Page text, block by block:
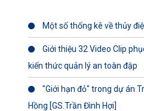
Một số thống kê về thủy
Giới thiệu 32 Video Clip
kiến thức quản lý an toàn đập
"Giới hạn đỏ" trong dự án
Hồng [GS.Trần Đình Hợi]